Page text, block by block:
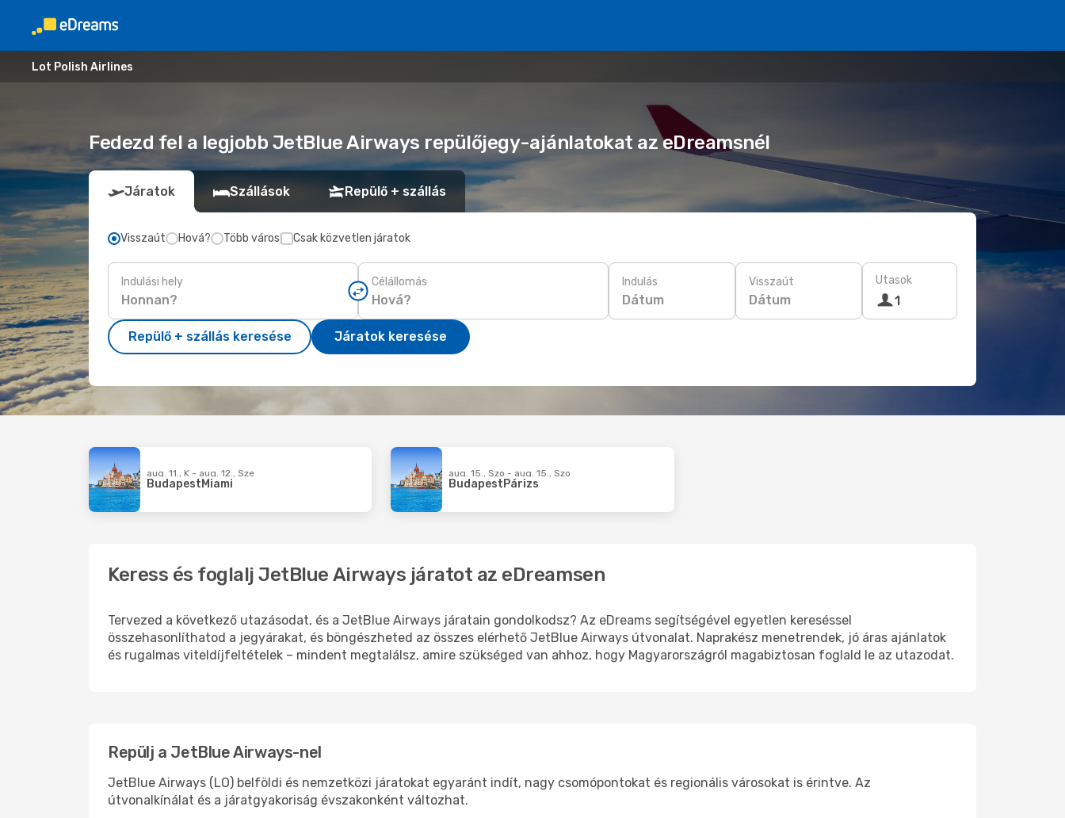
Lot Polish Airlines
Fedezd fel a legjobb JetBlue Airways repülőjegy-ajánlatokat az eDreamsnél
Járatok Szállások Repülő + szállás
Visszaút Hová? Több város Csak közvetlen járatok
Indulási hely Célállomás Indulás
Dátum
Visszaút
Dátum
Utasok
1
Repülő + szállás keresése Járatok keresése
aug. 11., K - aug. 12., Sze
BudapestMiami
aug. 15., Szo - aug. 15., Szo
BudapestPárizs
Keress és foglalj JetBlue Airways járatot az eDreamsen
Tervezed a következő utazásodat, és a JetBlue Airways járatain gondolkodsz? Az eDreams segítségével egyetlen kereséssel
összehasonlíthatod a jegyárakat, és böngészheted az összes elérhető JetBlue Airways útvonalat. Naprakész menetrendek, jó áras ajánlatok
és rugalmas viteldíjfeltételek – mindent megtalálsz, amire szükséged van ahhoz, hogy Magyarországról magabiztosan foglald le az utazodat.
Repülj a JetBlue Airways-nel
JetBlue Airways (LO) belföldi és nemzetközi járatokat egyaránt indít, nagy csomópontokat és regionális városokat is érintve. Az
útvonalkínálat és a járatgyakoriság évszakonként változhat.